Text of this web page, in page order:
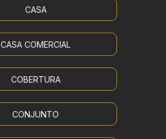
CASA
CASA COMERCIAL
COBERTURA
CONJUNTO